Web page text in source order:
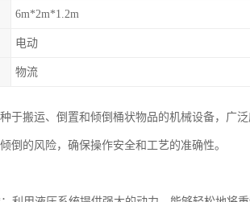
6m*2m*1.2m
电动
物流
于搬运、倒置和倾倒桶状物品的机械设备，广
倒的风险，确保操作安全和工艺的准确性。